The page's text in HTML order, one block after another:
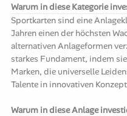
Warum in diese Kategorie
Sportkarten sind eine
Jahren einen der höchsten
alternativen Anlageformen
starkes Fundament, indem
Marken, die universelle
Talente in innovativen
Warum in diese Anlage